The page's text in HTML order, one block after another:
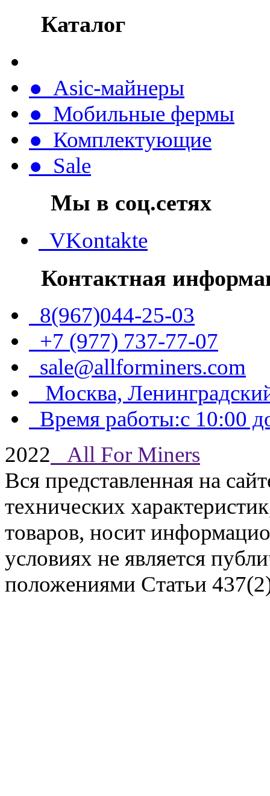
Каталог
● Asic-майнеры
● Мобильные фермы
● Комплектующие
● Sale
Мы в соц.сетях
VKontakte
Контактная
8(967)044-25-03
+7 (977) 737-77-07
sale@allforminers.com
Москва,
Время работы:с 10:00
2022
All For Miners
Вся представленная на
технических
товаров, носит
условиях не является
положениями Статьи
Задать вопрос